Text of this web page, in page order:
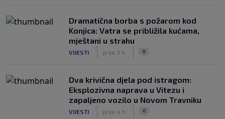
Dramatična borba s požarom kod
Konjica: Vatra se približila kućama,
mještani u strahu
VIJESTI prije 3 h 0
Dva krivična djela pod istragom:
Eksplozivna naprava u Vitezu i
zapaljeno vozilo u Novom Travniku
VIJESTI prije 4 h 0